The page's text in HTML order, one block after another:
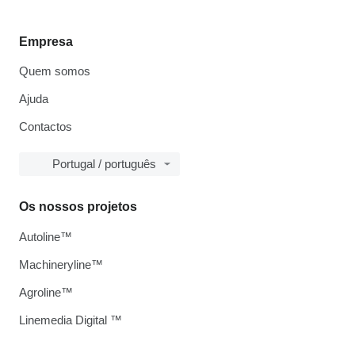
Empresa
Quem somos
Ajuda
Contactos
Portugal / português
Os nossos projetos
Autoline™
Machineryline™
Agroline™
Linemedia Digital ™